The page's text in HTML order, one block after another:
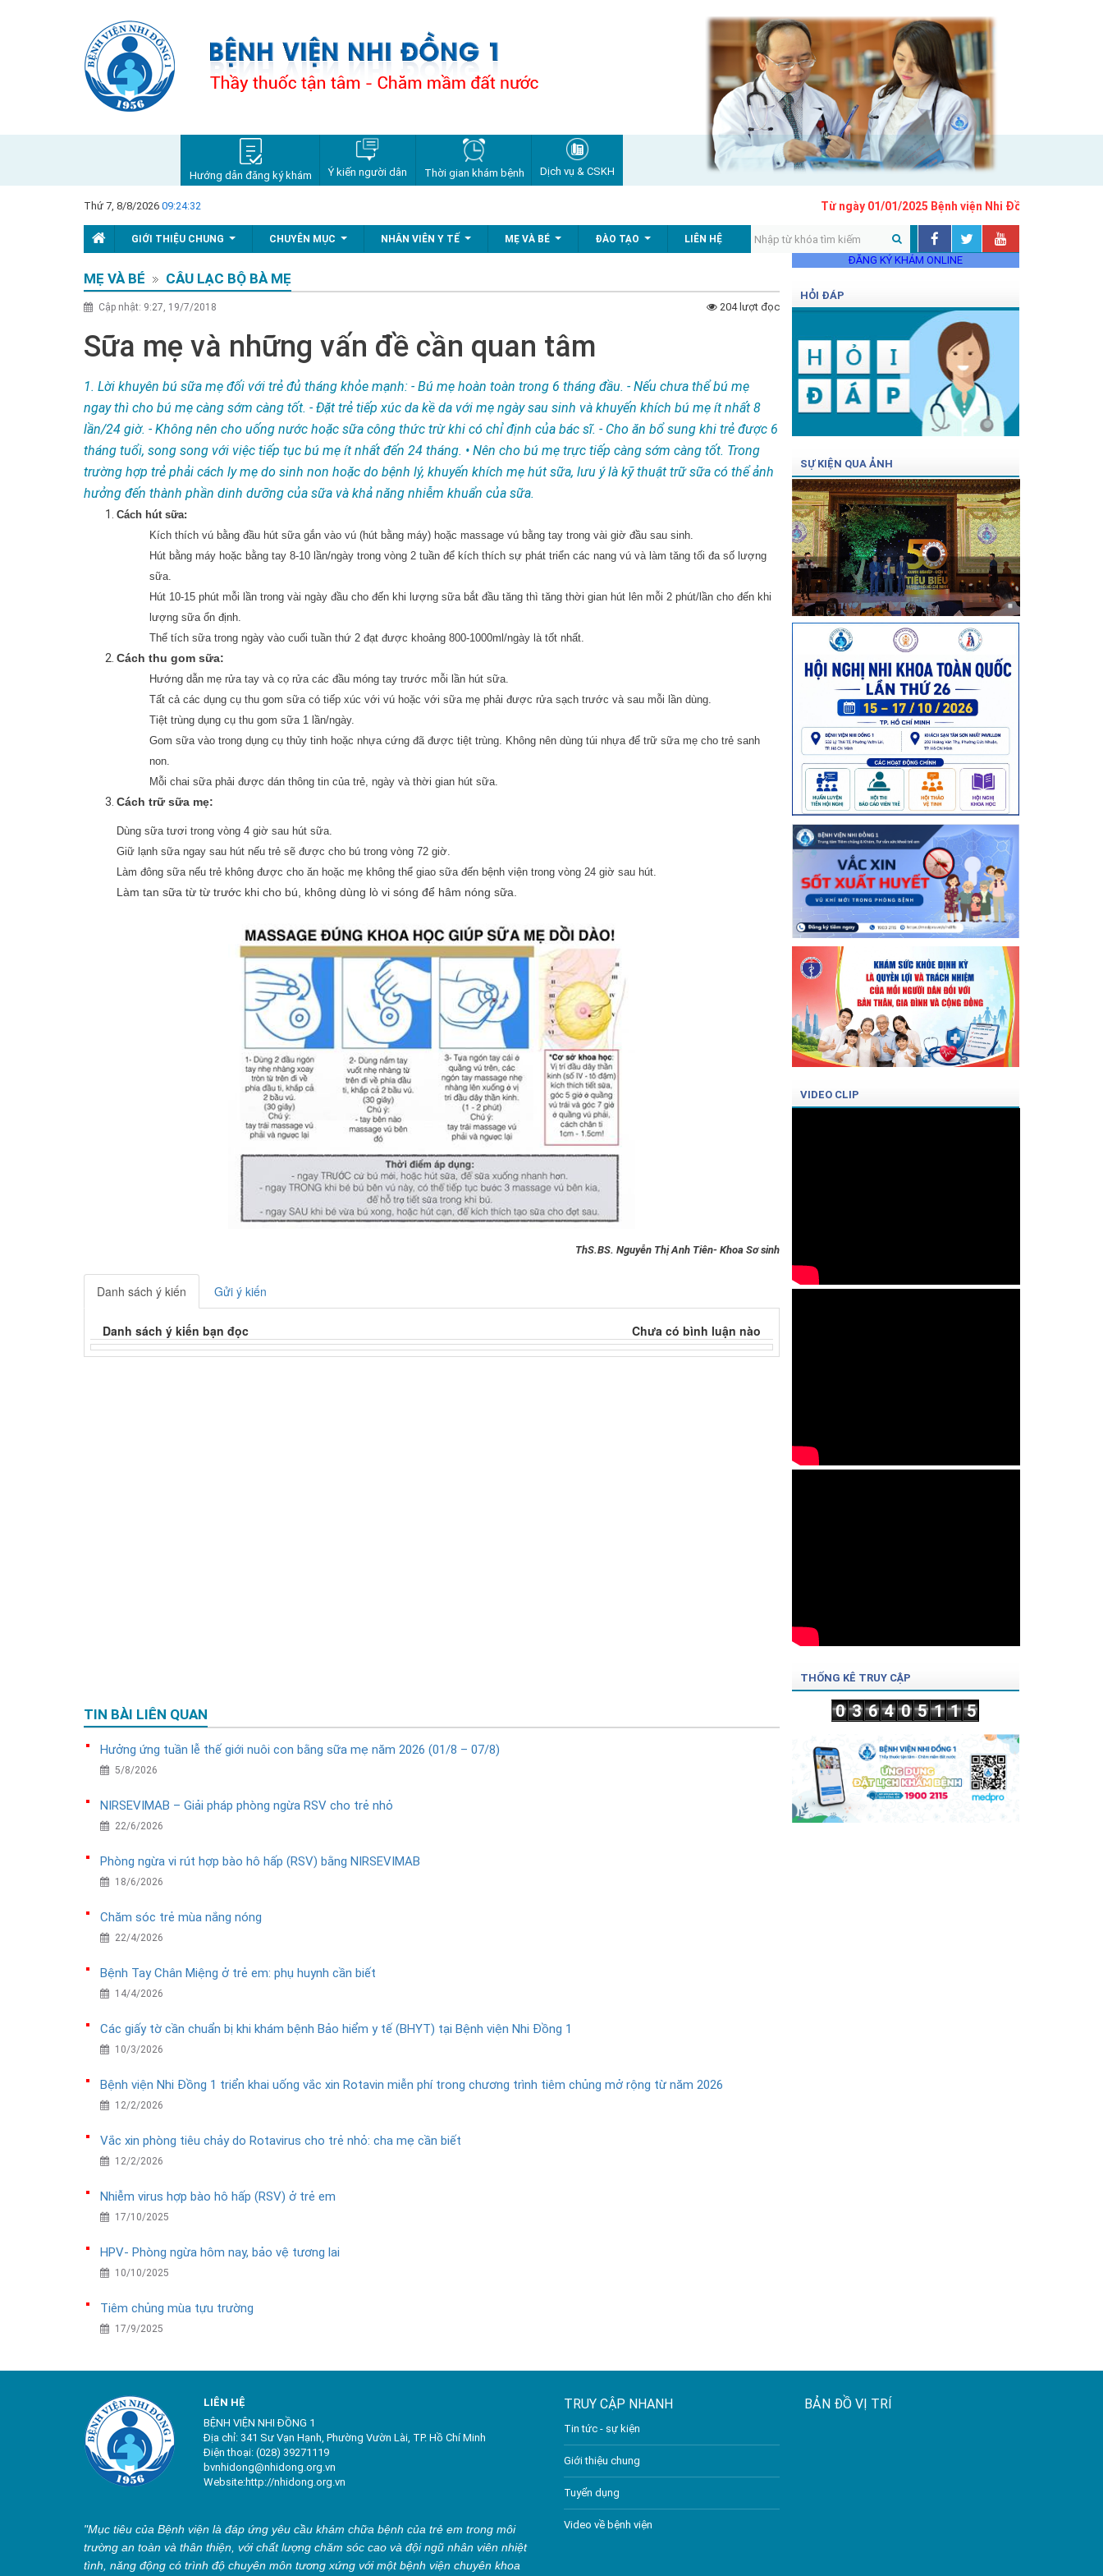
Thời gian khám bệnh
Hướng dẫn đăng ký khám Ý kiến người dân Dịch vụ & CSKH
Thứ 7, 8/8/2026 09:24:33 Từ ngày 01/01/2025 Bệnh viện Nhi Đồng 1 áp dụng
GIỚI THIỆU CHUNG CHUYÊN MỤC NHÂN VIÊN Y TẾ MẸ VÀ BÉ ĐÀO TẠO LIÊN HỆ
MẸ VÀ BÉ CÂU LẠC BỘ BÀ MẸ
Cập nhật: 9:27, 19/7/2018 204 lượt đọc
Sữa mẹ và những vấn đề cần quan tâm
1. Lời khuyên bú sữa mẹ đối với trẻ đủ tháng khỏe mạnh: - Bú mẹ hoàn toàn trong 6 tháng đầu. - Nếu chưa thể bú mẹ
ngay thì cho bú mẹ càng sớm càng tốt. - Đặt trẻ tiếp xúc da kề da với mẹ ngày sau sinh và khuyến khích bú mẹ ít nhất 8
lần/24 giờ. - Không nên cho uống nước hoặc sữa công thức trừ khi có chỉ định của bác sĩ. - Cho ăn bổ sung khi trẻ được 6
tháng tuổi, song song với việc tiếp tục bú mẹ ít nhất đến 24 tháng. • Nên cho bú mẹ trực tiếp càng sớm càng tốt. Trong
trường hợp trẻ phải cách ly mẹ do sinh non hoặc do bệnh lý, khuyến khích mẹ hút sữa, lưu ý là kỹ thuật trữ sữa có thể ảnh
hưởng đến thành phần dinh dưỡng của sữa và khả năng nhiễm khuẩn của sữa.
Cách hút sữa:
Kích thích vú bằng đầu hút sữa gắn vào vú (hút bằng máy) hoặc massage vú bằng tay trong vài giờ đầu sau sinh.
Hút bằng máy hoặc bằng tay 8-10 lần/ngày trong vòng 2 tuần để kích thích sự phát triển các nang vú và làm tăng tối đa số lượng
sữa.
Hút 10-15 phút mỗi lần trong vài ngày đầu cho đến khi lượng sữa bắt đầu tăng thì tăng thời gian hút lên mỗi 2 phút/lần cho đến khi
lượng sữa ổn định.
Thể tích sữa trong ngày vào cuối tuần thứ 2 đạt được khoảng 800-1000ml/ngày là tốt nhất.
Cách thu gom sữa:
Hướng dẫn mẹ rửa tay và cọ rửa các đầu móng tay trước mỗi lần hút sữa.
Tất cả các dụng cụ thu gom sữa có tiếp xúc với vú hoặc với sữa mẹ phải được rửa sạch trước và sau mỗi lần dùng.
Tiệt trùng dụng cụ thu gom sữa 1 lần/ngày.
Gom sữa vào trong dụng cụ thủy tinh hoặc nhựa cứng đã được tiệt trùng. Không nên dùng túi nhựa để trữ sữa mẹ cho trẻ sanh
non.
Mỗi chai sữa phải được dán thông tin của trẻ, ngày và thời gian hút sữa.
Cách trữ sữa mẹ:
Dùng sữa tươi trong vòng 4 giờ sau hút sữa.
Giữ lạnh sữa ngay sau hút nếu trẻ sẽ được cho bú trong vòng 72 giờ.
Làm đông sữa nếu trẻ không được cho ăn hoặc mẹ không thể giao sữa đến bệnh viện trong vòng 24 giờ sau hút.
Làm tan sữa từ từ trước khi cho bú, không dùng lò vi sóng để hâm nóng sữa.
ThS.BS. Nguyễn Thị Anh Tiên- Khoa Sơ sinh
TIN BÀI LIÊN QUAN
Hưởng ứng tuần lễ thế giới nuôi con bằng sữa mẹ năm 2026 (01/8 – 07/8)
5/8/2026
NIRSEVIMAB – Giải pháp phòng ngừa RSV cho trẻ nhỏ
22/6/2026
Phòng ngừa vi rút hợp bào hô hấp (RSV) bằng NIRSEVIMAB
18/6/2026
Chăm sóc trẻ mùa nắng nóng
22/4/2026
Bệnh Tay Chân Miệng ở trẻ em: phụ huynh cần biết
14/4/2026
Các giấy tờ cần chuẩn bị khi khám bệnh Bảo hiểm y tế (BHYT) tại Bệnh viện Nhi Đồng 1
10/3/2026
Bệnh viện Nhi Đồng 1 triển khai uống vắc xin Rotavin miễn phí trong chương trình tiêm chủng mở rộng từ năm 2026
12/2/2026
Vắc xin phòng tiêu chảy do Rotavirus cho trẻ nhỏ: cha mẹ cần biết
12/2/2026
Nhiễm virus hợp bào hô hấp (RSV) ở trẻ em
17/10/2025
HPV- Phòng ngừa hôm nay, bảo vệ tương lai
10/10/2025
Tiêm chủng mùa tựu trường
17/9/2025
ĐĂNG KÝ KHÁM ONLINE
HỎI ĐÁP
SỰ KIỆN QUA ẢNH
ảnh bv
VIDEO CLIP
THỐNG KÊ TRUY CẬP
0 3 6 4 0 5 1 1 5
LIÊN HỆ
BỆNH VIỆN NHI ĐỒNG 1
Địa chỉ: 341 Sư Vạn Hạnh, Phường Vườn Lài, TP. Hồ Chí Minh
Điện thoại: (028) 39271119
bvnhidong@nhidong.org.vn
Website:http://nhidong.org.vn
"Mục tiêu của Bệnh viện là đáp ứng yêu cầu khám chữa bệnh của trẻ em trong môi
trường an toàn và thân thiện, với chất lượng chăm sóc cao và đội ngũ nhân viên nhiệt
tình, năng động có trình độ chuyên môn tương xứng với một bệnh viện chuyên khoa
TRUY CẬP NHANH
Tin tức - sự kiện
Giới thiệu chung
Tuyển dụng
Video về bệnh viện
BẢN ĐỒ VỊ TRÍ